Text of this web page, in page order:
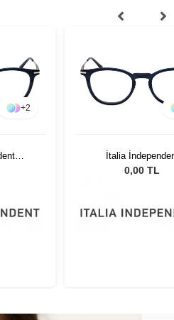
+2
İtalia
5352.021.075
0,00 TL